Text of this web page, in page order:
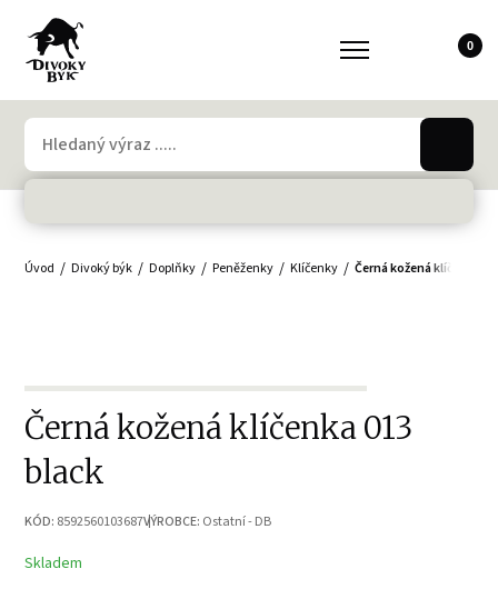
0
Úvod Divoký býk Doplňky Peněženky Klíčenky Černá kožená klíčenka
Černá kožená klíčenka 013
black
KÓD: 8592560103687VÝROBCE: Ostatní - DB
Skladem